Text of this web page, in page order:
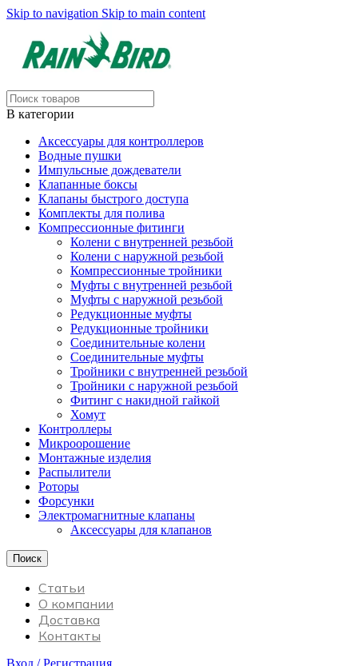
Skip to navigation Skip to main content
В категории
Аксессуары для контроллеров
Водные пушки
Импульсные дождеватели
Клапанные боксы
Клапаны быстрого доступа
Комплекты для полива
Компрессионные фитинги
Колени с внутренней резьбой
Колени с наружной резьбой
Компрессионные тройники
Муфты с внутренней резьбой
Муфты с наружной резьбой
Редукционные муфты
Редукционные тройники
Соединительные колени
Соединительные муфты
Тройники с внутренней резьбой
Тройники с наружной резьбой
Фитинг с накидной гайкой
Хомут
Контроллеры
Микроорошение
Монтажные изделия
Распылители
Роторы
Форсунки
Электромагнитные клапаны
Аксессуары для клапанов
Поиск
Статьи
О компании
Доставка
Контакты
Вход / Регистрация